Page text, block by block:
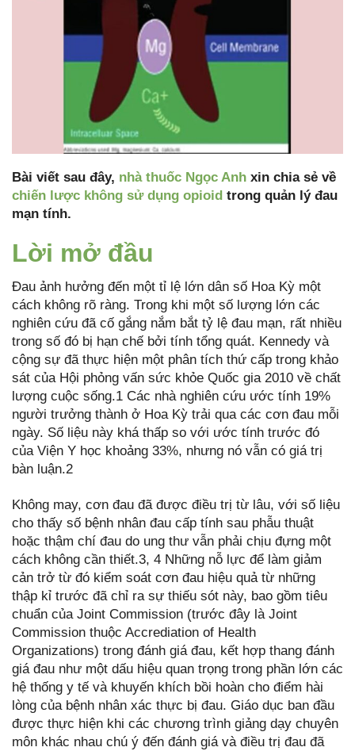
Bài viết sau đây, nhà thuốc Ngọc Anh xin chia sẻ về
chiến lược không sử dụng opioid trong quản lý đau
mạn tính.
Lời mở đầu
Đau ảnh hưởng đến một tỉ lệ lớn dân số Hoa Kỳ một
cách không rõ ràng. Trong khi một số lượng lớn các
nghiên cứu đã cố gắng nắm bắt tỷ lệ đau mạn, rất nhiều
trong số đó bị hạn chế bởi tính tổng quát. Kennedy và
cộng sự đã thực hiện một phân tích thứ cấp trong khảo
sát của Hội phỏng vấn sức khỏe Quốc gia 2010 về chất
lượng cuộc sống.1 Các nhà nghiên cứu ước tính 19%
người trưởng thành ở Hoa Kỳ trải qua các cơn đau mỗi
ngày. Số liệu này khá thấp so với ước tính trước đó
của Viện Y học khoảng 33%, nhưng nó vẫn có giá trị
bàn luận.2
Không may, cơn đau đã được điều trị từ lâu, với số liệu
cho thấy số bệnh nhân đau cấp tính sau phẫu thuật
hoặc thậm chí đau do ung thư vẫn phải chịu đựng một
cách không cần thiết.3, 4 Những nỗ lực để làm giảm
cản trở từ đó kiểm soát cơn đau hiệu quả từ những
thập kỉ trước đã chỉ ra sự thiếu sót này, bao gồm tiêu
chuẩn của Joint Commission (trước đây là Joint
Commission thuộc Accrediation of Health
Organizations) trong đánh giá đau, kết hợp thang đánh
giá đau như một dấu hiệu quan trọng trong phần lớn các
hệ thống y tế và khuyến khích bồi hoàn cho điểm hài
lòng của bệnh nhân xác thực bị đau. Giáo dục ban đầu
được thực hiện khi các chương trình giảng dạy chuyên
môn khác nhau chú ý đến đánh giá và điều trị đau đã